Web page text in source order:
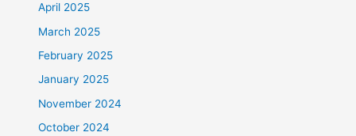
April 2025
March 2025
February 2025
January 2025
November 2024
October 2024